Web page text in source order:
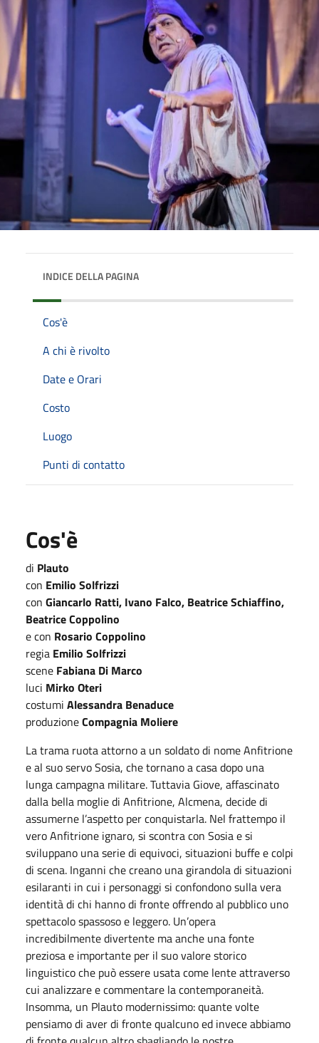
INDICE DELLA PAGINA
Cos'è
A chi è rivolto
Date e Orari
Costo
Luogo
Punti di contatto
Cos'è
di Plauto
con Emilio Solfrizzi
con Giancarlo Ratti, Ivano Falco, Beatrice Schiaffino,
Beatrice Coppolino
e con Rosario Coppolino
regia Emilio Solfrizzi
scene Fabiana Di Marco
luci Mirko Oteri
costumi Alessandra Benaduce
produzioneCompagnia Moliere
La trama ruota attorno a un soldato di nome Anfitrione
e al suo servo Sosia, che tornano a casa dopo una
lunga campagna militare. Tuttavia Giove, affascinato
dalla bella moglie di Anfitrione, Alcmena, decide di
assumerne l’aspetto per conquistarla. Nel frattempo il
vero Anfitrione ignaro, si scontra con Sosia e si
sviluppano una serie di equivoci, situazioni buffe e colpi
di scena. Inganni che creano una girandola di situazioni
esilaranti in cui i personaggi si confondono sulla vera
identità di chi hanno di fronte offrendo al pubblico uno
spettacolo spassoso e leggero. Un’opera
incredibilmente divertente ma anche una fonte
preziosa e importante per il suo valore storico
linguistico che può essere usata come lente attraverso
cui analizzare e commentare la contemporaneità.
Insomma, un Plauto modernissimo: quante volte
pensiamo di aver di fronte qualcuno ed invece abbiamo